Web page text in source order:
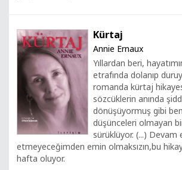
Kürtaj
Annie Ernaux
Yıllardan beri,
etrafında dolanıp
romanda kürtaj
sözcüklerin anında
dönüşüyormuş gibi
düşünceleri olmayan
sürüklüyor. (...) Devam
etmeyeceğimden emin olmaksızın,bu
hafta oluyor.